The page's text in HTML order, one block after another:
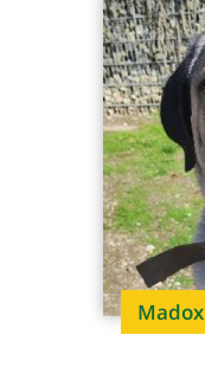
Madox